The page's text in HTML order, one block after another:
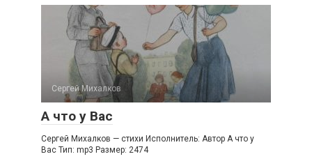
Сергей Михалков
А что у Вас
Сергей Михалков — стихи Исполнитель: Автор А что у
Вас Тип: mp3 Размер: 2474